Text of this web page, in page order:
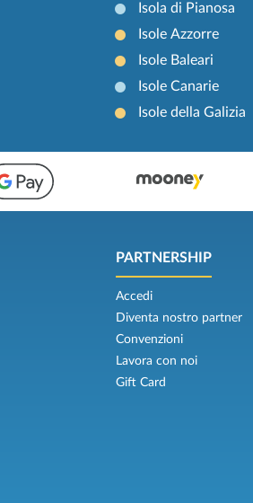
Isola di Pianosa
Isole Azzorre
Isole Baleari
Isole Canarie
Isole della Galizia
PARTNERSHIP
Accedi
Diventa nostro partner
Convenzioni
Lavora con noi
Gift Card